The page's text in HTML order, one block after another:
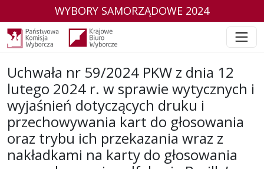
WYBORY SAMORZĄDOWE 2024
Uchwała nr 59/2024 PKW z dnia 12
lutego 2024 r. w sprawie wytycznych i
wyjaśnień dotyczących druku i
przechowywania kart do głosowania
oraz trybu ich przekazania wraz z
nakładkami na karty do głosowania